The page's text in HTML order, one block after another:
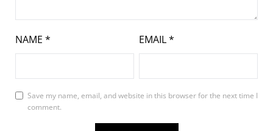
NAME * EMAIL*
Save my name, email, and website in this browser for the next time I
comment.